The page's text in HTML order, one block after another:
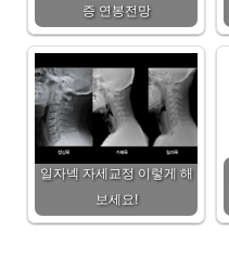
증 연봉전망
일자넥 자세교정 이렇게 해
보세요!